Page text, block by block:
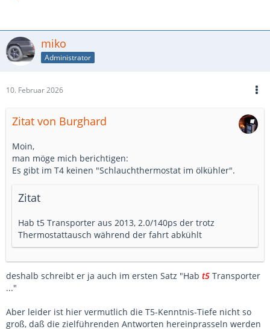
miko
Administrator
10. Februar 2026
Zitat von Burghard
Moin,
man möge mich berichtigen:
Es gibt im T4 keinen "Schlauchthermostat im ölkühler".
Zitat
Hab t5 Transporter aus 2013, 2.0/140ps der trotz
Thermostattausch während der fahrt abkühlt
deshalb schreibt er ja auch im ersten Satz "Hab t5 Transporter
..."
Aber leider ist hier vermutlich die T5-Kenntnis-Tiefe nicht so
groß, daß die zielführenden Antworten hereinprasseln werden